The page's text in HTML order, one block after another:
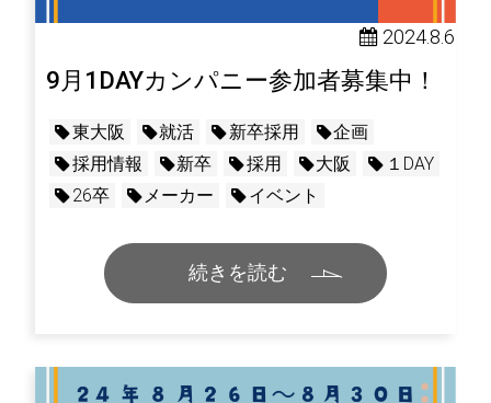
2024.8.6
9月1DAYカンパニー参加者募集中！
東大阪 就活 新卒採用
企画
採用情報
新卒 採用 大阪
１DAY
26卒
メーカー イベント
続きを読む